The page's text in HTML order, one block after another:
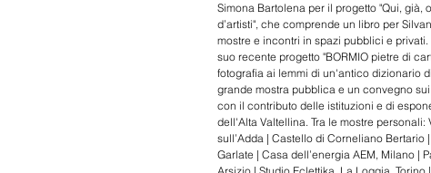
Simona Bartolena per il progetto "Qui, già,
d’artisti", che comprende un libro per
mostre e incontri in spazi pubblici e
suo recente progetto "BORMIO pietre di
fotografia ai lemmi di un'antico dizionario
grande mostra pubblica e un convegno
con il contributo delle istituzioni e di
dell'Alta Valtellina. Tra le mostre personali:
sull’Adda | Castello di Corneliano Bertario
Garlate | Casa dell’energia AEM, Milano |